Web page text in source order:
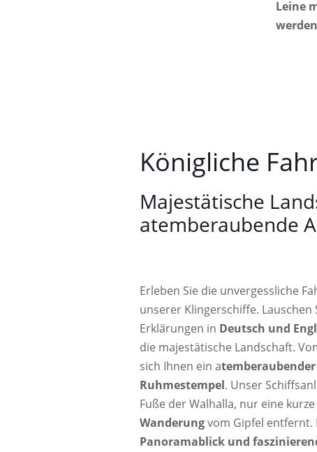
Leine
werden
Königliche
Majestätische
atemberaubende
Erleben Sie die unvergessliche
unserer Klingerschiffe. Lauschen
Erklärungen in Deutsch und
die majestätische Landschaft.
sich Ihnen ein a
Ruhmestempel. Unser
Fuße der Walhalla, nur eine kurze
Wanderungvom Gipfel entfernt.
Panoramablick und